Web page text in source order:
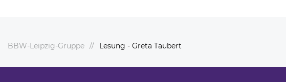
Spenden
BBW-Leipzig-Gruppe Lesung - Greta Taubert